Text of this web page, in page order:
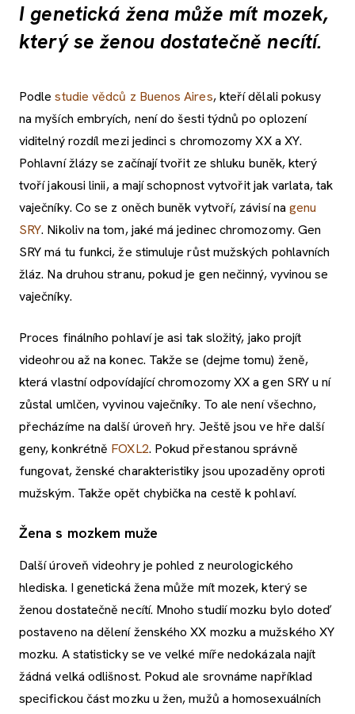
I genetická žena může mít mozek,
který se ženou dostatečně necítí.
Podlestudie vědců z Buenos Aires, kteří dělali pokusy
na myších embryích, není do šesti týdnů po oplození
viditelný rozdíl mezi jedinci s chromozomy XX a XY.
Pohlavní žlázy se začínají tvořit ze shluku buněk, který
tvoří jakousi linii, a mají schopnost vytvořit jak varlata, tak
vaječníky. Co se z oněch buněk vytvoří, závisí nagenu
SRY. Nikoliv na tom, jaké má jedinec chromozomy. Gen
SRY má tu funkci, že stimuluje růst mužských pohlavních
žláz. Na druhou stranu, pokud je gen nečinný, vyvinou se
vaječníky.
Proces finálního pohlaví je asi tak složitý, jako projít
videohrou až na konec. Takže se (dejme tomu) ženě,
která vlastní odpovídající chromozomy XX a gen SRY u ní
zůstal umlčen, vyvinou vaječníky. To ale není všechno,
přecházíme na další úroveň hry. Ještě jsou ve hře další
geny, konkrétně FOXL2. Pokud přestanou správně
fungovat, ženské charakteristiky jsou upozaděny oproti
mužským. Takže opět chybička na cestě k pohlaví.
Žena s mozkem muže
Další úroveň videohry je pohled z neurologického
hlediska. I genetická žena může mít mozek, který se
ženou dostatečně necítí. Mnoho studií mozku bylo doteď
postaveno na dělení ženského XX mozku a mužského XY
mozku. A statisticky se ve velké míře nedokázala najít
žádná velká odlišnost. Pokud ale srovnáme například
specifickou část mozku u žen, mužů a homosexuálních